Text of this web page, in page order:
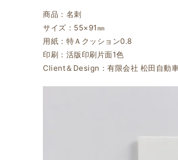
商品：名刺
サイズ：55×91㎜
用紙：特Ａクッション0.8
印刷：活版印刷片面1色
Client＆Design：有限会社 松田自動